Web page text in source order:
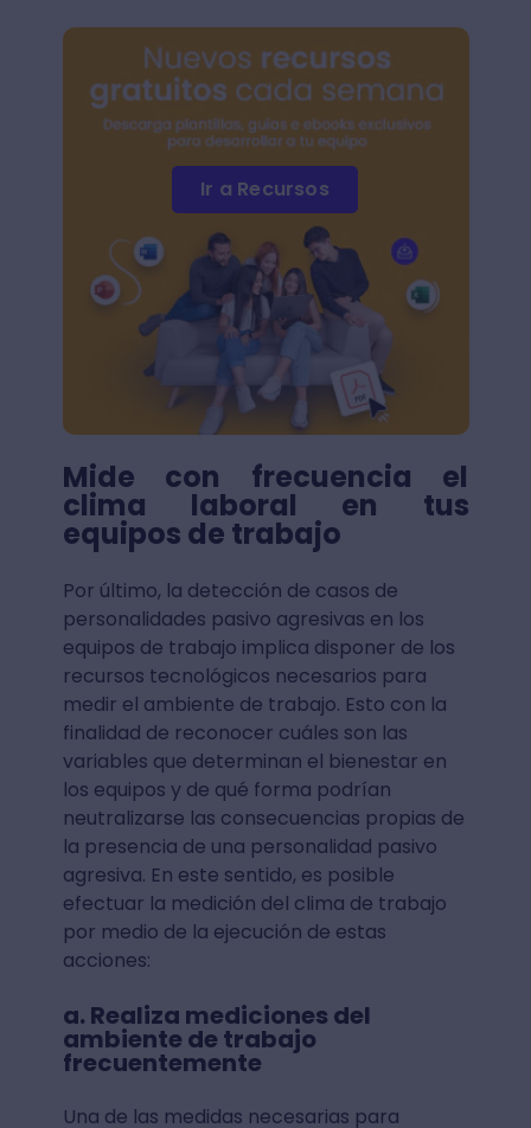
Ir a Recursos
Mide con frecuencia el
clima laboral en tus
equipos de trabajo
Por último, la detección de casos de
personalidades pasivo agresivas en los
equipos de trabajo implica disponer de los
recursos tecnológicos necesarios para
medir el ambiente de trabajo. Esto con la
finalidad de reconocer cuáles son las
variables que determinan el bienestar en
los equipos y de qué forma podrían
neutralizarse las consecuencias propias de
la presencia de una personalidad pasivo
agresiva. En este sentido, es posible
efectuar la medición del clima de trabajo
por medio de la ejecución de estas
acciones:
a. Realiza mediciones del
ambiente de trabajo
frecuentemente
Una de las medidas necesarias para